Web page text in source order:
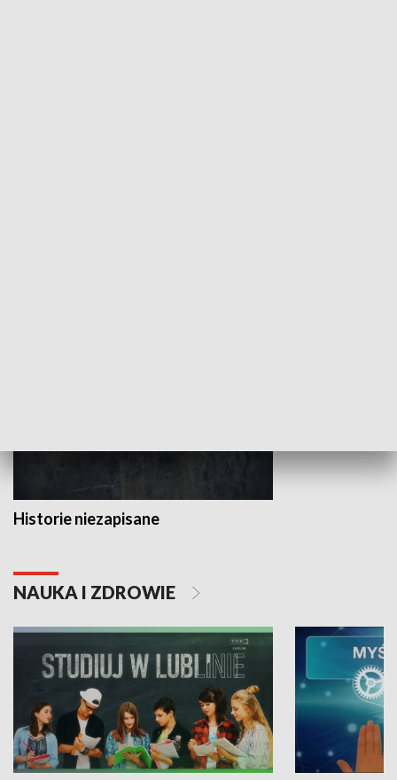
Historie niezapisane
NAUKA I ZDROWIE